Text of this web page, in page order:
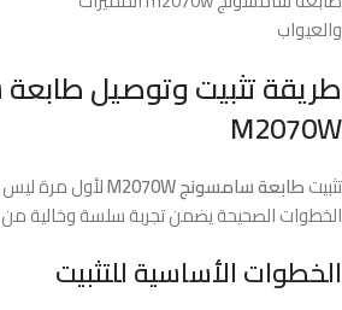
والعيواب
طريقة تثبيت وتوصيل
M2070W
تثبيتطابعة سامسونج M2070W
لأول مرة ليس
الخطوات الصحيحة يضمن تجربة سلسة وخالية
الخطوات الأساسية للتثبيت